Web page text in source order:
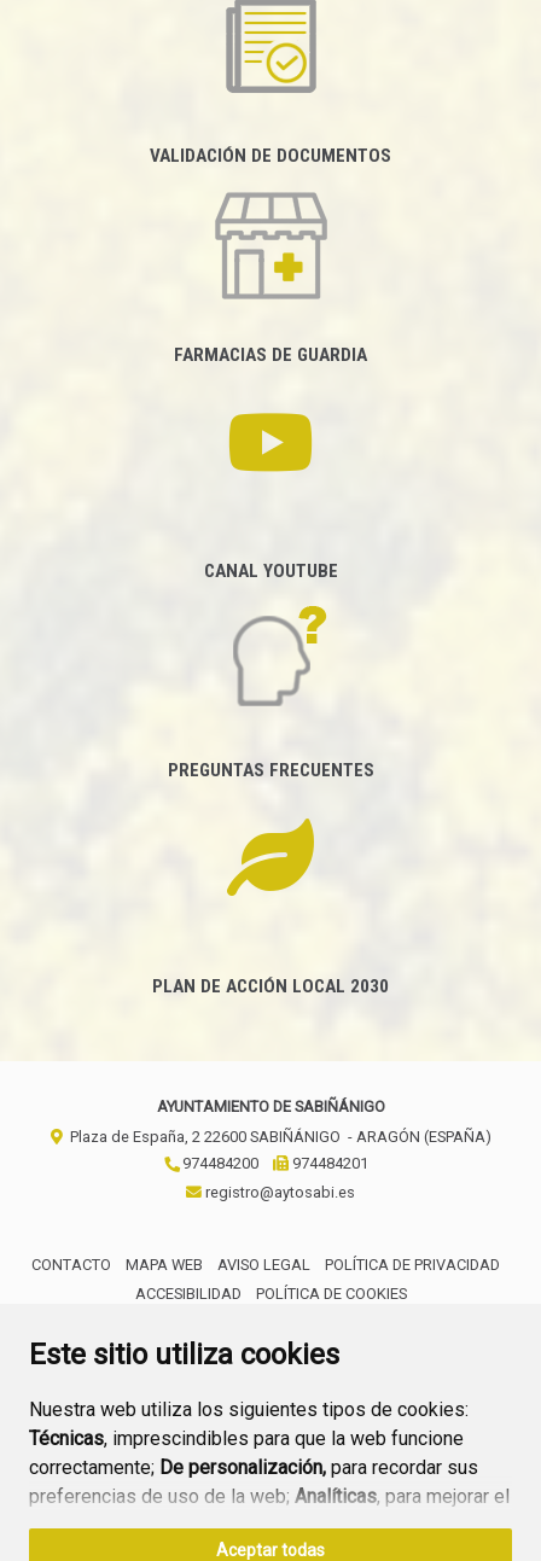
Este sitio utiliza cookies
Nuestra web utiliza los siguientes tipos de cookies:
Técnicas, imprescindibles para que la web funcione
correctamente; De personalización, para recordar sus
preferencias de uso de la web; Analíticas, para mejorar el
funcionamiento de la web y sus servicios.
Aceptar todas
VALIDACIÓN DE DOCUMENTOS
FARMACIAS DE GUARDIA
CANAL YOUTUBE
PREGUNTAS FRECUENTES
PLAN DE ACCIÓN LOCAL 2030
AYUNTAMIENTO DE SABIÑÁNIGO
Plaza de España, 2 22600 SABIÑÁNIGO - ARAGÓN (ESPAÑA)
974484200
974484201
registro@aytosabi.es
CONTACTO MAPA WEB AVISO LEGAL
POLÍTICA DE PRIVACIDAD
ACCESIBILIDAD
POLÍTICA DE COOKIES